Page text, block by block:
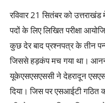
रविवार 21 सितंबर को
पदों के लिए लिखित परीक्षा
कुछ देर बाद प्रश्नपत्र के तीन
जिससे हड़कंप मच गया था।
यूकेएसएसएससी ने देहरादून
दिया। जिस पर एसआईटी